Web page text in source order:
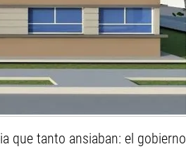
que tanto ansiaban: el gobierno